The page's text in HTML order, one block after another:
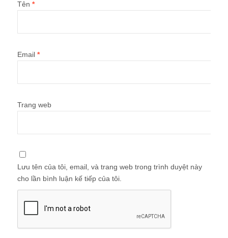
Tên *
Email *
Trang web
Lưu tên của tôi, email, và trang web trong trình duyệt này
cho lần bình luận kế tiếp của tôi.